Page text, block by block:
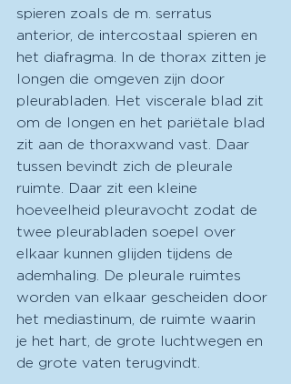
spieren zoals de m. serratus
anterior, de intercostaal spieren en
het diafragma. In de thorax zitten je
longen die omgeven zijn door
pleurabladen. Het viscerale blad zit
om de longen en het pariëtale blad
zit aan de thoraxwand vast. Daar
tussen bevindt zich de pleurale
ruimte. Daar zit een kleine
hoeveelheid pleuravocht zodat de
twee pleurabladen soepel over
elkaar kunnen glijden tijdens de
ademhaling. De pleurale ruimtes
worden van elkaar gescheiden door
het mediastinum, de ruimte waarin
je het hart, de grote luchtwegen en
de grote vaten terugvindt.